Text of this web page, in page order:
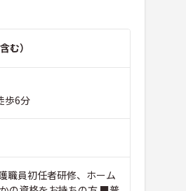
む）
歩6分
職員初任者研修、ホーム